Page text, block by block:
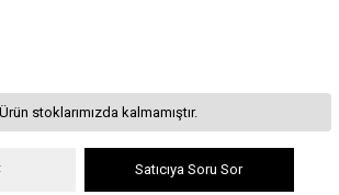
Ürün stoklarımızda kalmamıştır.
Satıcıya Soru Sor